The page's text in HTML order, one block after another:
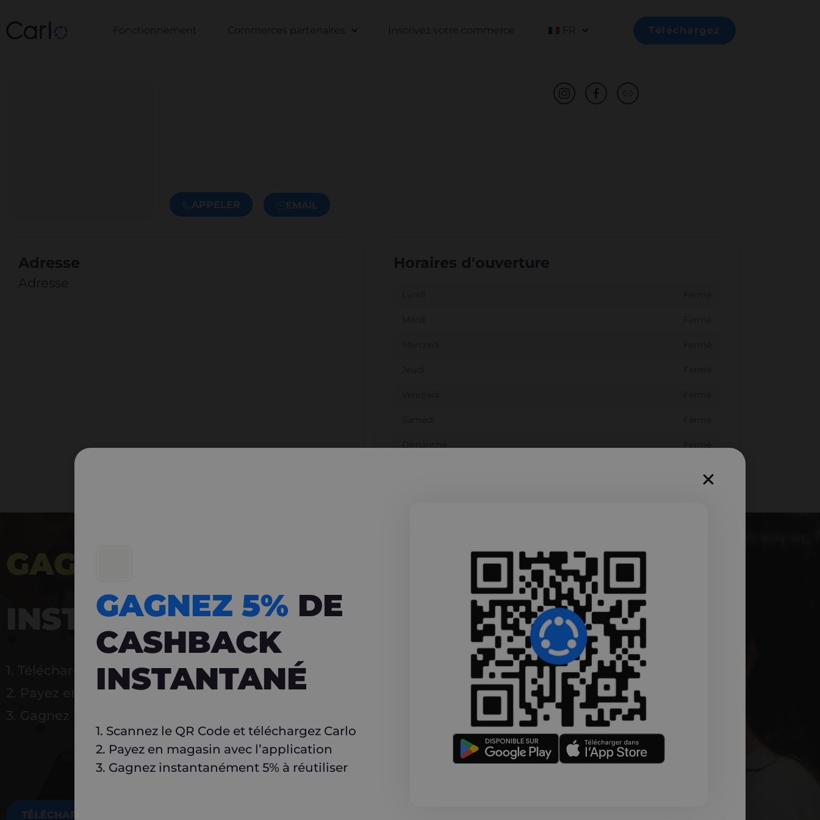
Fonctionnement Commerces partenaires Inscrivez votre commerce FR Téléchargez
APPELER EMAIL
Adresse
Adresse
Horaires d'ouverture
GAGNEZ 5%
INSTANTANÉ
1. Téléchargez Carlo
2. Payez en magasin avec l’application
TÉLÉCHARGEZ MAINTENANT
GAGNEZ 5% DE
CASHBACK
INSTANTANÉ
1. Scannez le QR Code et téléchargez Carlo
2. Payez en magasin avec l’application
3. Gagnez instantanément 5% à réutiliser